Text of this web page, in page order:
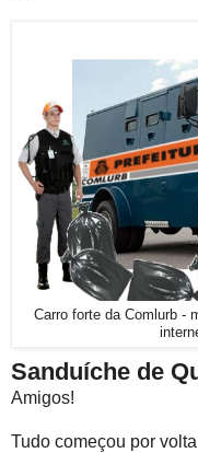
Carro forte da Comlurb -
Sanduíche de
Amigos!
Tudo começou por